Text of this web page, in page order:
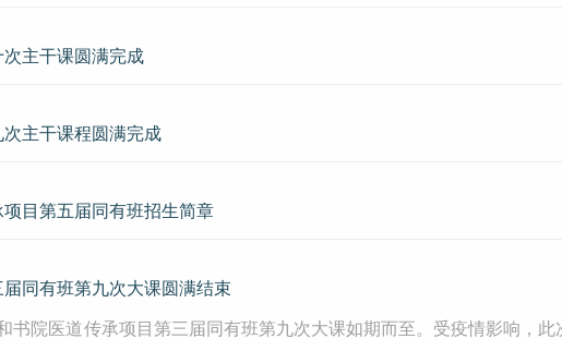
主干课圆满完成
主干课程圆满完成
目第五届同有班招生简章
同有班第九次大课圆满结束
书院医道传承项目第三届同有班第九次大课如期而至。受疫情影响，